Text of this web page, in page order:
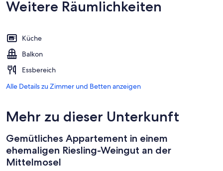
Weitere Räumlichkeiten
Küche
Balkon
Essbereich
Alle Details zu Zimmer und Betten anzeigen
Mehr zu dieser Unterkunft
Gemütliches Appartement in einem
ehemaligen Riesling-Weingut an der
Mittelmosel